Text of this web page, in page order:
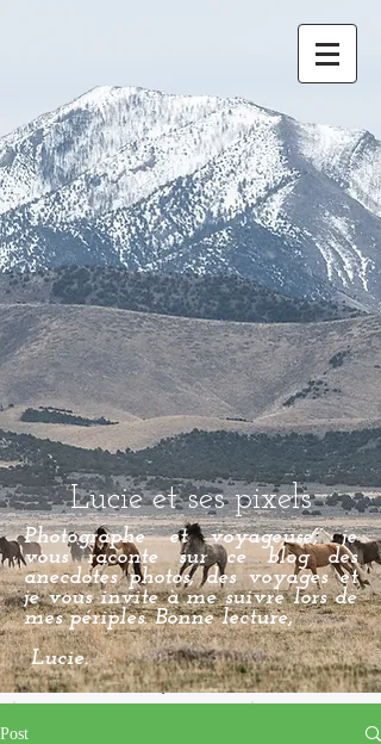
Lucie et ses pixels
Photographe et voyageuse, je
vous raconte sur ce blog des
anecdotes photos, des voyages et
je vous invite à me suivre lors de
mes périples. Bonne lecture,
Lucie.
Post